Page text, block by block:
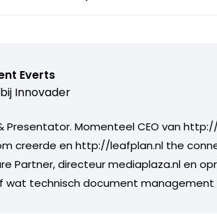
Everts
Innovader
Presentator. Momenteel CEO van
creerde en http://leafplan.nl the
Partner, directeur mediaplaza.nl en
wat technisch document management